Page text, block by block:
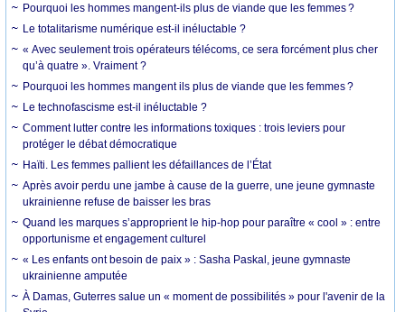
Pourquoi les hommes mangent-ils plus de viande que les femmes ?
Le totalitarisme numérique est-il inéluctable ?
« Avec seulement trois opérateurs télécoms, ce sera forcément plus cher
qu’à quatre ». Vraiment ?
Pourquoi les hommes mangent ils plus de viande que les femmes ?
Le technofascisme est-il inéluctable ?
Comment lutter contre les informations toxiques : trois leviers pour
protéger le débat démocratique
Haïti. Les femmes pallient les défaillances de l’État
Après avoir perdu une jambe à cause de la guerre, une jeune gymnaste
ukrainienne refuse de baisser les bras
Quand les marques s’approprient le hip-hop pour paraître « cool » : entre
opportunisme et engagement culturel
« Les enfants ont besoin de paix » : Sasha Paskal, jeune gymnaste
ukrainienne amputée
À Damas, Guterres salue un « moment de possibilités » pour l'avenir de la